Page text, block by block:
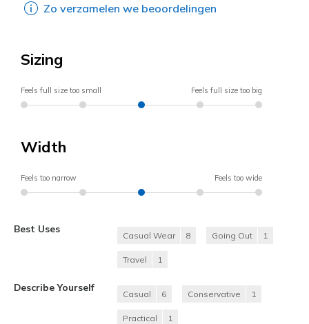
Zo verzamelen we beoordelingen
Sizing
Feels full size too small Feels full size too big
Width
Feels too narrow Feels too wide
Best Uses
Casual Wear 8 Going Out 1
Travel 1
Describe Yourself
Casual 6 Conservative 1
Practical 1